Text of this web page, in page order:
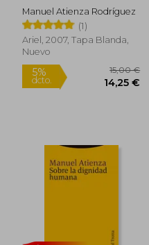
los Enunciados
Jurídicos
Manuel Atienza Rodríguez
(1)
Ariel, 2007, Tapa Blanda,
Nuevo
5%
dcto.
Rápido